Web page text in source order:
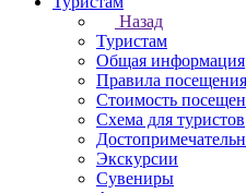
Назад
Туристам
Общая информация
Правила посещения
Стоимость
Схема для туристов
Экскурсии
Сувениры